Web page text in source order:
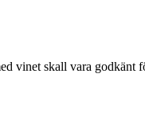
vinet skall vara godkänt